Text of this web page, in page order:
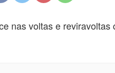
nas voltas e reviravoltas